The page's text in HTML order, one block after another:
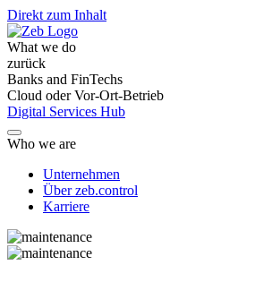
Direkt zum Inhalt
What we do
zurück
Banks and FinTechs
Cloud oder Vor-Ort-Betrieb
Digital Services Hub
Who we are
Unternehmen
Über zeb.control
Karriere